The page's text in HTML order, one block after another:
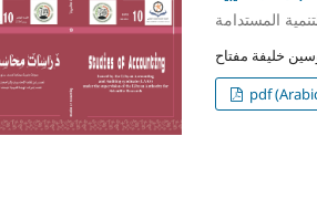
المستدامة
pdf